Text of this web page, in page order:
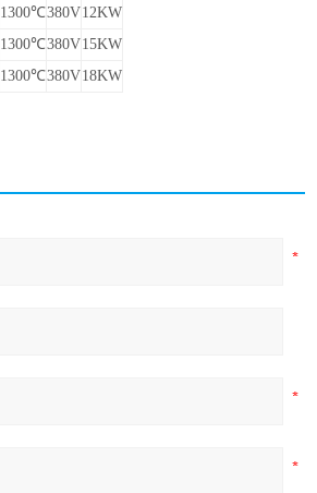
1300℃380V12KW
1300℃380V15KW
1300℃380V18KW